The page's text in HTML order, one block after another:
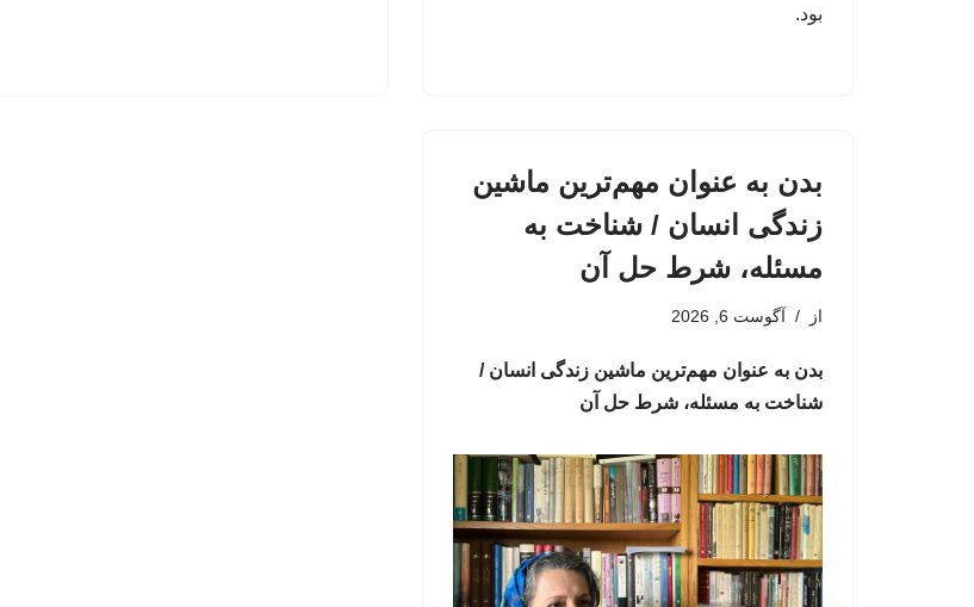
بود.
بدن به عنوان مهم‌ترین ماشین
زندگی انسان / شناخت به
مسئله، شرط حل آن
از آگوست 6, 2026
بدن به عنوان مهم‌ترین ماشین زندگی انسان /
شناخت به مسئله، شرط حل آن